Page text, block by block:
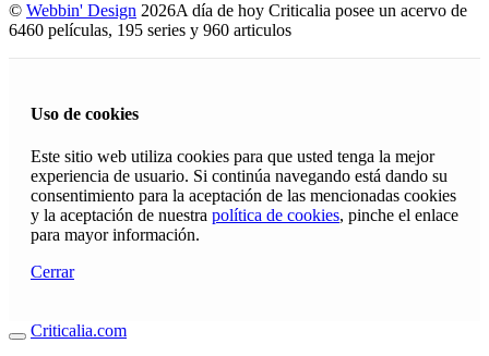
© Webbin' Design 2026A día de hoy Criticalia posee un acervo de
6460 películas, 195 series y 960 articulos
Uso de cookies
Este sitio web utiliza cookies para que usted tenga la mejor
experiencia de usuario. Si continúa navegando está dando su
consentimiento para la aceptación de las mencionadas cookies
y la aceptación de nuestra política de cookies, pinche el enlace
para mayor información.
Cerrar
Criticalia.com